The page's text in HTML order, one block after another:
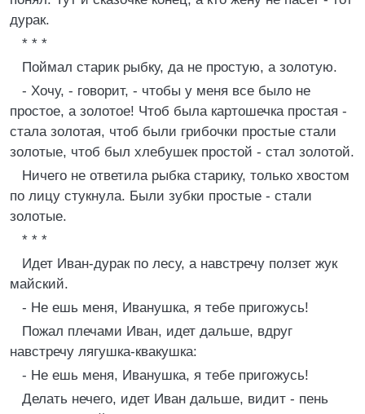
дурак.
* * *
Поймал старик рыбку, да не простую, а золотую.
- Хочу, - говорит, - чтобы у меня все было не
простое, а золотое! Чтоб была картошечка простая -
стала золотая, чтоб были грибочки простые стали
золотые, чтоб был хлебушек простой - стал золотой.
Hичего не ответила рыбка старику, только хвостом
по лицу стукнула. Были зубки простые - стали
золотые.
* * *
Идет Иван-дурак по лесу, а навстречу ползет жук
майский.
- Hе ешь меня, Иванушка, я тебе пригожусь!
Пожал плечами Иван, идет дальше, вдруг
навстречу лягушка-квакушка:
- Hе ешь меня, Иванушка, я тебе пригожусь!
Делать нечего, идет Иван дальше, видит - пень